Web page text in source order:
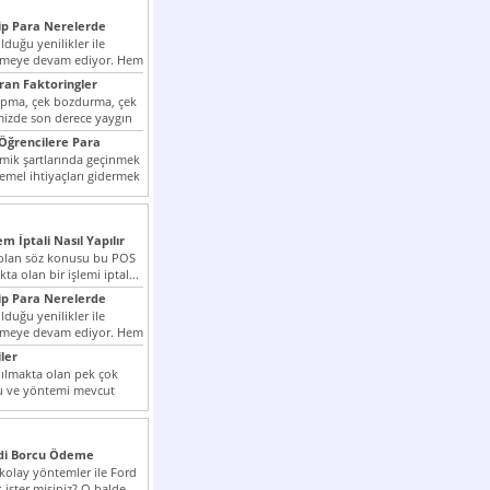
Para Nerelerde
yenilikler ile
devam ediyor. Hem
arttırmak hem...
Faktoringler
çek bozdurma, çek
son derece yaygın
Para
şartlarında geçinmek
ihtiyaçları gidermek
olmak...
İptali Nasıl Yapılır
söz konusu bu POS
olan bir işlemi iptal...
Para Nerelerde
yenilikler ile
devam ediyor. Hem
arttırmak hem...
olan pek çok
ve yöntemi mevcut
bunlar...
Borcu Ödeme
yöntemler ile Ford